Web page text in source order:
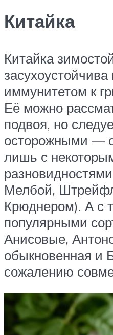
Китайка
Китайка
иммунитетом к
Её можно
подвоя, но
осторожными —
лишь с
Мелбой,
Крюднером). А с
популярными
Анисовые,
обыкновенная и
сожалению